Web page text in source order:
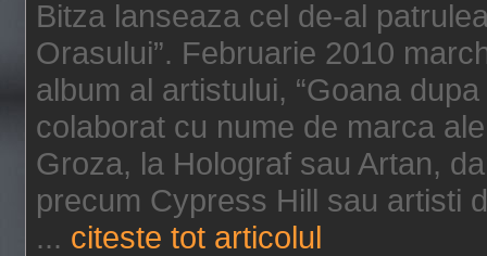
Bitza lanseaza cel de-al
Orasului”. Februarie 2010
album al artistului, “Goana
colaborat cu nume de marca
Groza, la Holograf sau Artan,
precum Cypress Hill sau artisti
... citeste tot articolul